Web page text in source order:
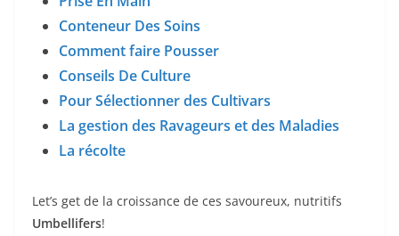
Conteneur Des Soins
Comment faire Pousser
Conseils De Culture
Pour Sélectionner des Cultivars
La gestion des Ravageurs et des Maladies
La récolte
Let’s get de la croissance de ces savoureux, nutritifs
Umbellifers!